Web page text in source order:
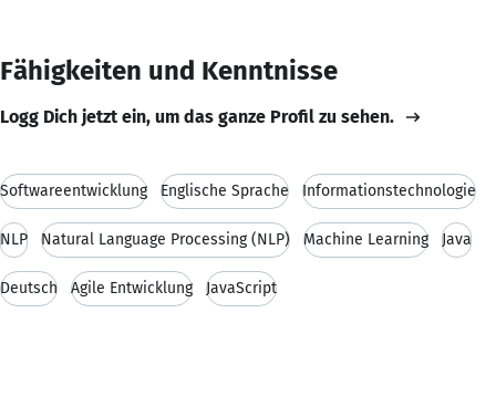
Fähigkeiten und Kenntnisse
Logg Dich jetzt ein, um das ganze Profil zu sehen.
Softwareentwicklung Englische Sprache Informationstechnologie
NLP Natural Language Processing (NLP) Machine Learning Java
Deutsch Agile Entwicklung JavaScript